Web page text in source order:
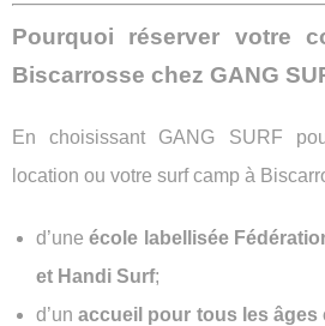
Pourquoi réserver votre
Biscarrosse chez GANG
En choisissant GANG SURF
location ou votre surf camp à
d’uneécole labellisée
et Handi Surf;
d’unaccueil pour tous les âges